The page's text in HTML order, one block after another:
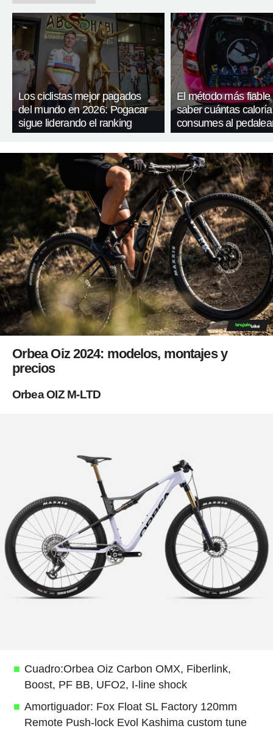
Los ciclistas mejor pagados
del mundo en 2026: Pogacar
sigue liderando el ranking
El método más fiable
saber cuántas
consumes al
Orbea Oiz 2024: modelos, montajes y
precios
Orbea OIZ M-LTD
Cuadro:Orbea Oiz Carbon OMX, Fiberlink,
Boost, PF BB, UFO2, I-line shock
Amortiguador: Fox Float SL Factory 120mm
Remote Push-lock Evol Kashima custom tune